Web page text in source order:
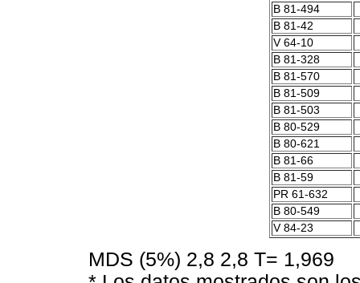
B 81-494
B 81-42
V 64-10
B 81-328
B 81-570
B 81-509
B 81-503
B 80-529
B 80-621
B 81-66
B 81-59
PR 61-632
B 80-549
V 84-23
MDS (5%) 2,8 2,8 T= 1,969